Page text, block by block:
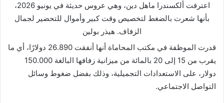
اعترفت ألكسندرا ماهل دين، وهي عروس حديثة في يونيو 2026،
بأنها شعرت بالضغط لتخصيص وقت كبير وأموال للتحضير لجمال
الزفاف. هيذر بولين
قدرت الموظفة في مكتب المحاماة أنها أنفقت 26.890 دولارًا، أي ما
يقرب من 15 إلى 20 بالمائة من ميزانية زفافها البالغة 150.000
دولار، على الاستعدادات التجميلية، وذلك بفضل ضغوط وسائل
التواصل الاجتماعي.